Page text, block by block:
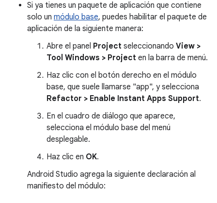
Si ya tienes un paquete de aplicación que contiene
solo un módulo base, puedes habilitar el paquete de
aplicación de la siguiente manera:
Abre el panel Project seleccionando View >
Tool Windows > Project en la barra de menú.
Haz clic con el botón derecho en el módulo
base, que suele llamarse "app", y selecciona
Refactor > Enable Instant Apps Support.
En el cuadro de diálogo que aparece,
selecciona el módulo base del menú
desplegable.
Haz clic en OK.
Android Studio agrega la siguiente declaración al
manifiesto del módulo: